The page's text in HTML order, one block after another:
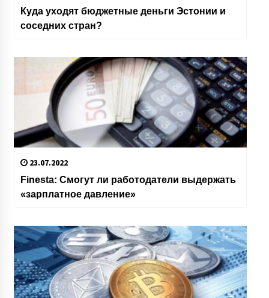
Куда уходят бюджетные деньги Эстонии и
соседних стран?
23.07.2022
Finesta: Смогут ли работодатели выдержать
«зарплатное давление»